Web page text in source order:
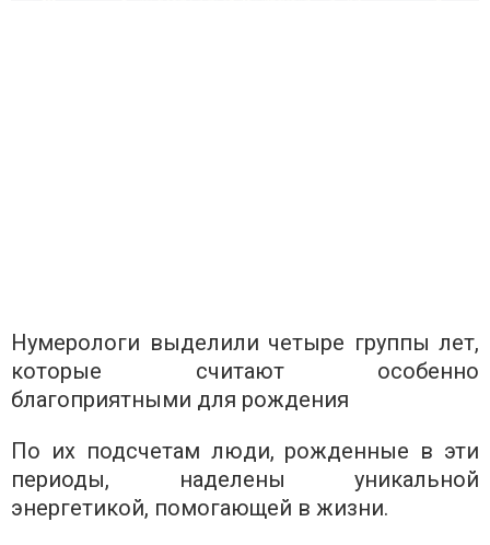
Нумерологи выделили четыре группы лет,
которые считают особенно
благоприятными для рождения
По их подсчетам люди, рожденные в эти
периоды, наделены уникальной
энергетикой, помогающей в жизни.